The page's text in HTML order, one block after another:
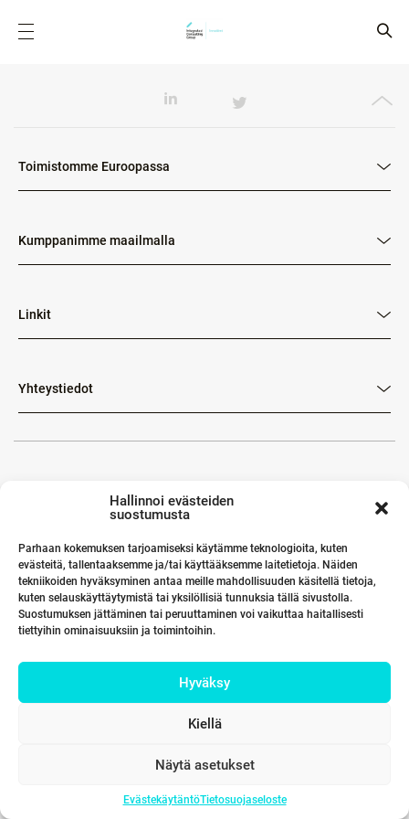
Hallinnoi evästeiden
suostumusta
Parhaan kokemuksen tarjoamiseksi käytämme teknologioita, kuten
evästeitä, tallentaaksemme ja/tai käyttääksemme laitetietoja. Näiden
tekniikoiden hyväksyminen antaa meille mahdollisuuden käsitellä tietoja,
kuten selauskäyttäytymistä tai yksilöllisiä tunnuksia tällä sivustolla.
Suostumuksen jättäminen tai peruuttaminen voi vaikuttaa haitallisesti
tiettyihin ominaisuuksiin ja toimintoihin.
Hyväksy
Kiellä
Näytä asetukset
EvästekäytäntöTietosuojaseloste
Toimistomme Euroopassa
Kumppanimme maailmalla
Linkit
Yhteystiedot